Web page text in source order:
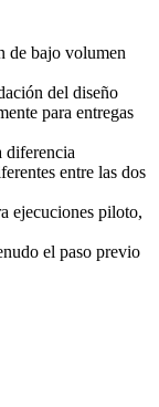
de bajo volumen
del diseño
para entregas
diferencia
entre las dos
ejecuciones piloto,
el paso previo